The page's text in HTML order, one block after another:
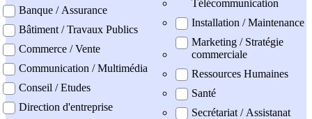
Banque / Assurance
Bâtiment / Travaux Publics
Commerce / Vente
Communication / Multimédia
Conseil / Etudes
Direction d'entreprise
Télécommunication
Installation / Maintenance
Marketing / Stratégie
commerciale
Ressources Humaines
Santé
Secrétariat / Assistanat